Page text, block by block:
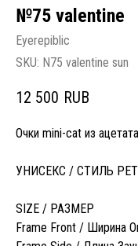
№75 valentine
Eyerepiblic
SKU: N75 valentine sun
12 500 RUB
Очки mini-cat из
УНИСЕКС / СТИЛЬ
SIZE / РАЗМЕР
Frame Front / Ширина